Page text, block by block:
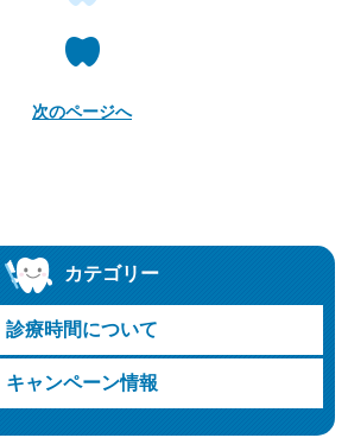
次のページへ
カテゴリー
診療時間について
キャンペーン情報